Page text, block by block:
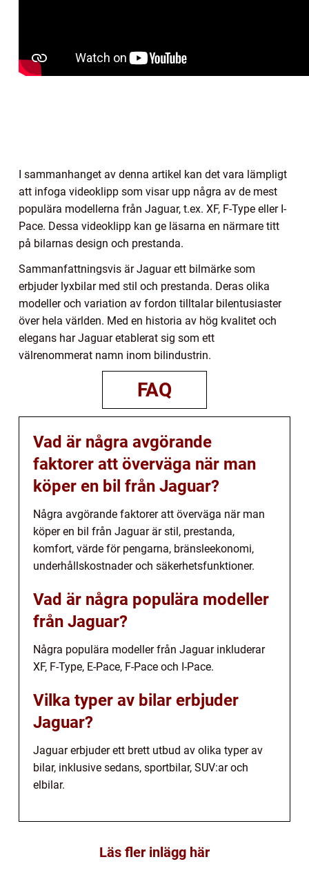
I sammanhanget av denna artikel kan det vara lämpligt
att infoga videoklipp som visar upp några av de mest
populära modellerna från Jaguar, t.ex. XF, F-Type eller I-
Pace. Dessa videoklipp kan ge läsarna en närmare titt
på bilarnas design och prestanda.
Sammanfattningsvis är Jaguar ett bilmärke som
erbjuder lyxbilar med stil och prestanda. Deras olika
modeller och variation av fordon tilltalar bilentusiaster
över hela världen. Med en historia av hög kvalitet och
elegans har Jaguar etablerat sig som ett
välrenommerat namn inom bilindustrin.
FAQ
Vad är några avgörande
faktorer att överväga när man
köper en bil från Jaguar?
Några avgörande faktorer att överväga när man
köper en bil från Jaguar är stil, prestanda,
komfort, värde för pengarna, bränsleekonomi,
underhållskostnader och säkerhetsfunktioner.
Vad är några populära modeller
från Jaguar?
Några populära modeller från Jaguar inkluderar
XF, F-Type, E-Pace, F-Pace och I-Pace.
Vilka typer av bilar erbjuder
Jaguar?
Jaguar erbjuder ett brett utbud av olika typer av
bilar, inklusive sedans, sportbilar, SUV:ar och
elbilar.
Läs fler inlägg här